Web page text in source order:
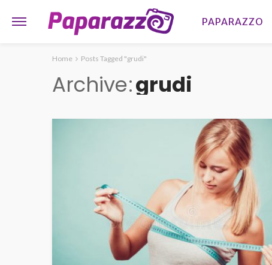
PAPARAZZO
Home Posts Tagged "grudi"
Archive grudi